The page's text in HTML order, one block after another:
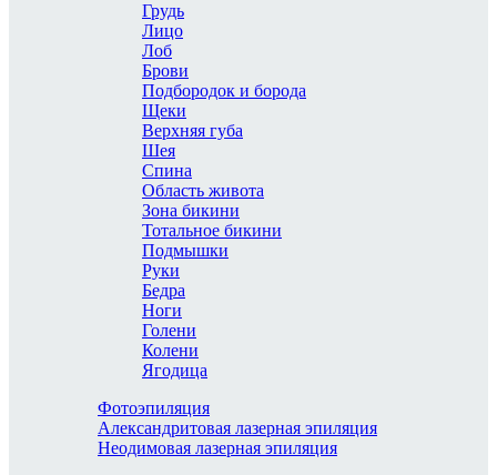
Грудь
Лицо
Лоб
Брови
Подбородок и борода
Щеки
Верхняя губа
Шея
Спина
Область живота
Зона бикини
Тотальное бикини
Подмышки
Руки
Бедра
Ноги
Голени
Колени
Ягодица
Фотоэпиляция
Александритовая лазерная эпиляция
Неодимовая лазерная эпиляция